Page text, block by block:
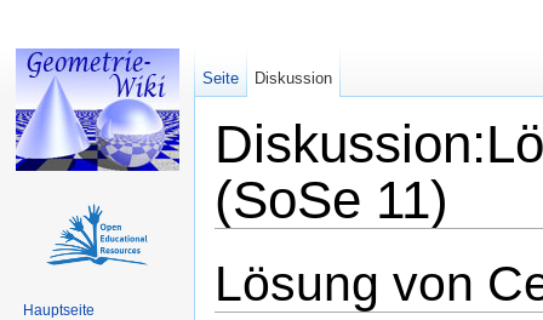
(SoSe 11)
Lösung von
Seite Diskussion
Hauptseite